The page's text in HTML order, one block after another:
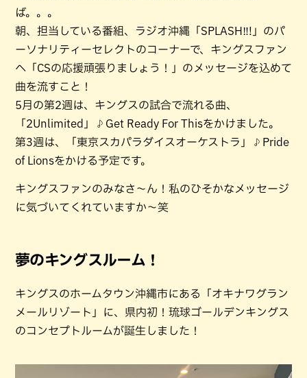
ば。。。
朝、担当している番組、ラジオ沖縄「SPLASH‼!」のパ
ーソナリティーセレクトのコーナーで、キングスファン
へ「CSの応援頑張りましょう！」のメッセージを込めて
曲を流すこと！
5月の第2週は、キングスの試合で流れる曲、
「2Unlimited」♪Get Ready For Thisをかけました。
第3週は、「東京スカパラダイスオーケストラ」♪Pride
of Lionsをかける予定です。
キングスファンのみなさ～ん！私のひそかなメッセージ
に気づいてくれていますか～笑
夢のキングスルーム！
キングスのホームタウン沖縄市にある「オキナワグラン
メールリゾート」に、県内初！琉球ゴールデンキングス
のコンセプトルームが誕生しました！